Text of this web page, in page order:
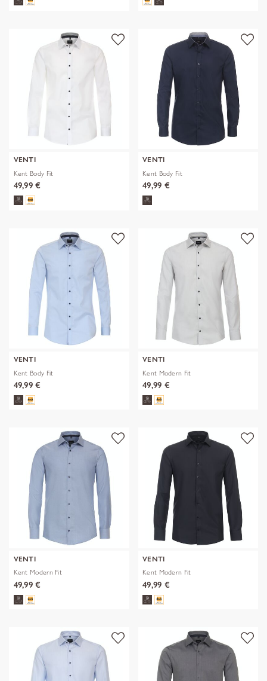
VENTI
Kent Body Fit
49,99 €
VENTI
Kent Body Fit
49,99 €
VENTI
Kent Body Fit
49,99 €
VENTI
Kent Modern Fit
49,99 €
VENTI
Kent Modern Fit
49,99 €
VENTI
Kent Modern Fit
49,99 €